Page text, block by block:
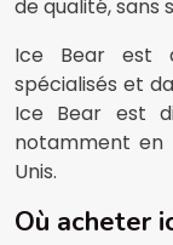
de qualité, sans
Ice Bear est
spécialisés et
Ice Bear est
notamment en
Unis.
Où acheter